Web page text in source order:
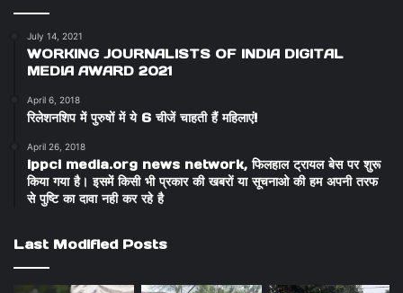
July 14, 2021
WORKING JOURNALISTS OF INDIA DIGITAL
MEDIA AWARD 2021
April 6, 2018
रिलेशनशिप में पुरुषों में ये 6 चीजें चाहती हैं महिलाएं!
April 26, 2018
ippci media.org news network, फिलहाल ट्रायल बेस पर शुरू
किया गया है। इसमें किसी भी प्रकार की खबरों या सूचनाओ की हम अपनी तरफ
से पुष्टि का दावा नही कर रहे है
Last Modified Posts